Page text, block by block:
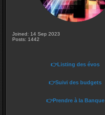
Joined: 14 Sep 2023
Posts: 1442
👉Listing des évos
👉Suivi des budgets
👉Prendre à la Banque